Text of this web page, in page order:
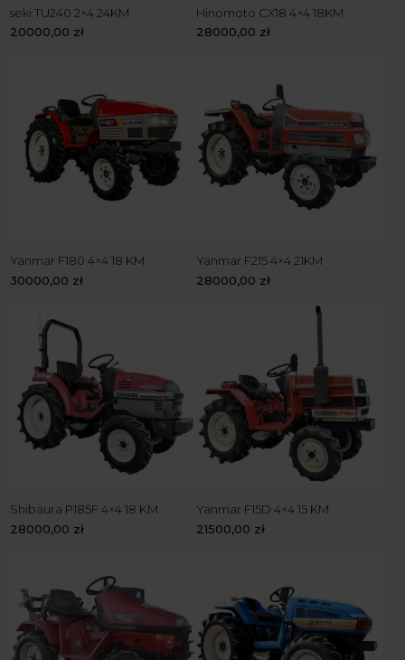
seki TU240 2×4 24KM
20000,00 zł
Hinomoto CX18 4×4 18KM
28000,00 zł
Yanmar F180 4×4 18 KM
30000,00 zł
Yanmar F215 4×4 21KM
28000,00 zł
Shibaura P185F 4×4 18 KM
28000,00 zł
Yanmar F15D 4×4 15 KM
21500,00 zł